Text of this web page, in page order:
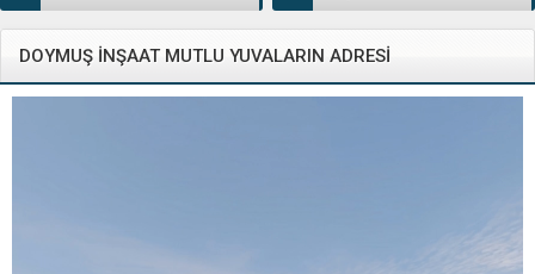
DOYMUŞ İNŞAAT MUTLU YUVALARIN ADRESİ